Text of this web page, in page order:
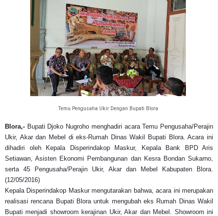
Temu Pengusaha Ukir Dengan Bupati Blora
Blora,- Bupati Djoko Nugroho menghadiri acara Temu Pengusaha/Perajin
Ukir, Akar dan Mebel di eks-Rumah Dinas Wakil Bupati Blora. Acara ini
dihadiri oleh Kepala Disperindakop Maskur, Kepala Bank BPD Aris
Setiawan, Asisten Ekonomi Pembangunan dan Kesra Bondan Sukarno,
serta 45 Pengusaha/Perajin Ukir, Akar dan Mebel Kabupaten Blora.
(12/05/2016)
Kepala Disperindakop Maskur mengutarakan bahwa, acara ini merupakan
realisasi rencana Bupati Blora untuk mengubah eks Rumah Dinas Wakil
Bupati menjadi showroom kerajinan Ukir, Akar dan Mebel. Showroom ini